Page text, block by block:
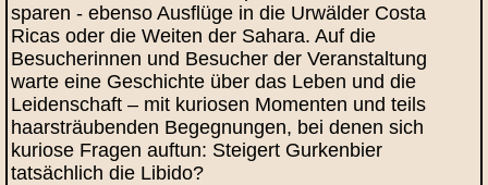
sparen - ebenso Ausflüge in die Urwälder Costa
Ricas oder die Weiten der Sahara. Auf die
Besucherinnen und Besucher der Veranstaltung
warte eine Geschichte über das Leben und die
Leidenschaft – mit kuriosen Momenten und teils
haarsträubenden Begegnungen, bei denen sich
kuriose Fragen auftun: Steigert Gurkenbier
tatsächlich die Libido?